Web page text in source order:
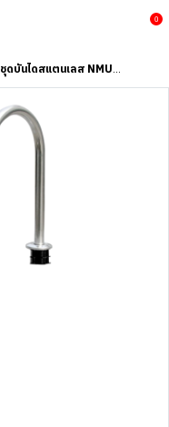
0
ชุดบันไดสแตนเลส NMU315-P